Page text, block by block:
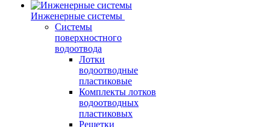
Инженерные системы
Системы
поверхностного
водоотвода
Лотки
водоотводные
пластиковые
Комплекты лотков
водоотводных
пластиковых
Решетки